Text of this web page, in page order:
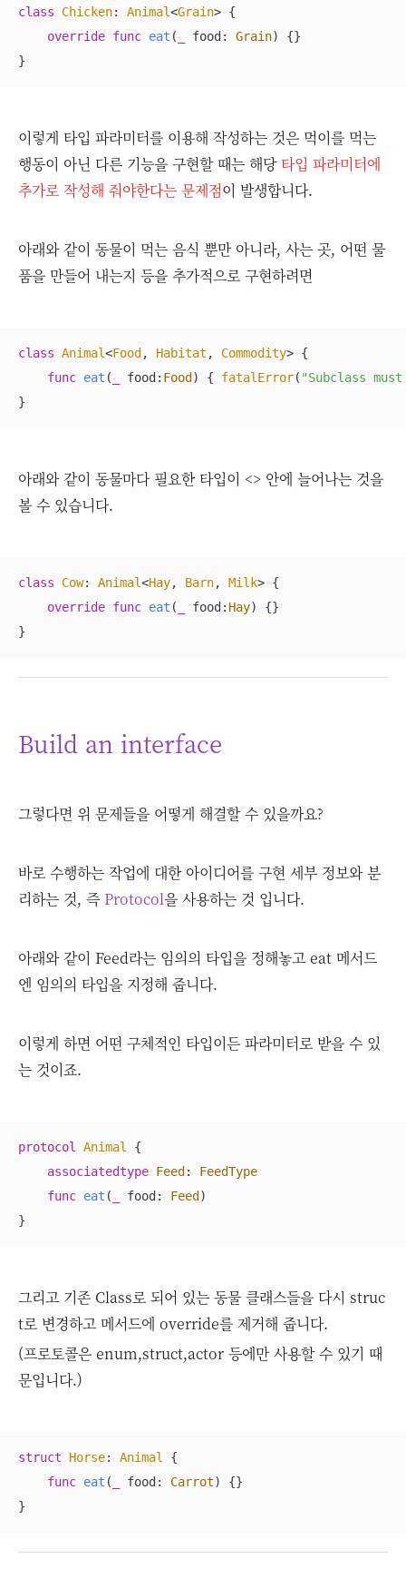
class Chicken: Animal<Grain> {
override func eat ( food: Grain)
{}
}
이렇게 타입 파라미터를 이용해 작성하는 것은 먹이를 먹는
행동이 아닌 다른 기능을 구현할 때는 해당 타입 파라미터에
추가로 작성해 줘야한다는 문제점이 발생합니다.
아래와 같이 동물이 먹는 음식 뿐만 아니라, 사는 곳, 어떤 물
품을 만들어 내는지 등을 추가적으로 구현하려면
class Animal<Food, Habitat , Commodity> {
func eat ( food: Food) { fatalError( "Subclass
}
아래와 같이 동물마다 필요한 타입이 <> 안에 늘어나는 것을
볼 수 있습니다.
class Cow: Animal<Hay, Barn, Milk> {
override func eat ( food: Hay)
{}
}
Build an interface
그렇다면 위 문제들을 어떻게 해결할 수 있을까요?
바로 수행하는 작업에 대한 아이디어를 구현 세부 정보와 분
리하는 것, 즉 Protocol을 사용하는 것 입니다.
아래와 같이 Feed라는 임의의 타입을 정해놓고 eat 메서드
엔 임의의 타입을 지정해 줍니다.
이렇게 하면 어떤 구체적인 타입이든 파라미터로 받을 수 있
는 것이죠.
protocol Animal
{
associatedtype Feed: FeedType
func eat ( food: Feed)
}
그리고 기존 Class로 되어 있는 동물 클래스들을 다시 struc
t로 변경하고 메서드에 override를 제거해 줍니다.
(프로토콜은 enum,struct,actor 등에만 사용할 수 있기 때
문입니다.)
struct Horse: Animal
{
func eat ( food: Carrot)
{}
}